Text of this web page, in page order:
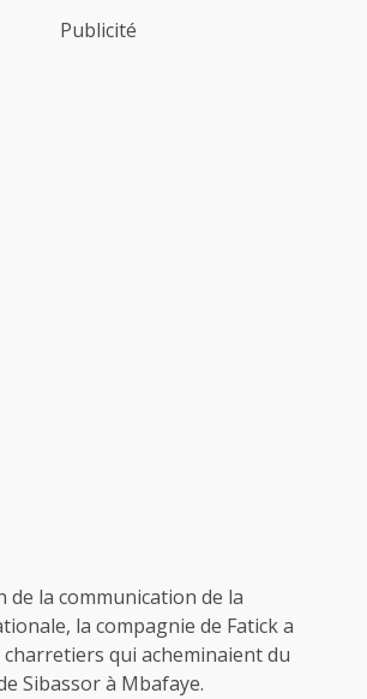
Publicité
de la communication de la
la compagnie de Fatick a
qui acheminaient du
Sibassor à Mbafaye.